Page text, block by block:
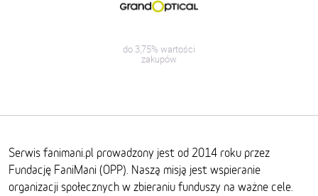
do 3,75% wartości
zakupów
Serwis fanimani.pl prowadzony jest od 2014 roku przez
Fundację FaniMani (OPP). Naszą misją jest wspieranie
organizacji społecznych w zbieraniu funduszy na ważne cele.